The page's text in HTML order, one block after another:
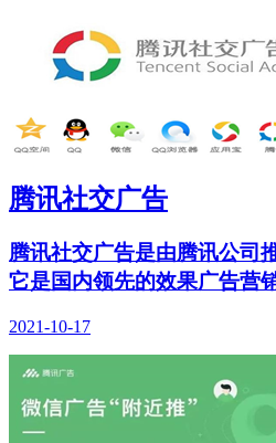
腾讯社交广告
腾讯社交广告是由腾讯公司
它是国内领先的效果广告营
2021-10-17